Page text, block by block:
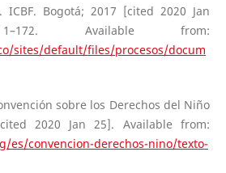
Bogotá; 2017 [cited 2020 Jan
Available from:
sites/default/files/procesos/docum
sobre los Derechos del Niño
2020 Jan 25]. Available from:
es/convencion-derechos-nino/texto-